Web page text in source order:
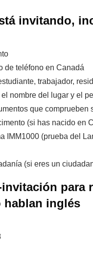
invitando,
de teléfono en Canadá
trabajador,
nombre del lugar y el
que comprueben
(si has nacido en
IMM1000 (prueba del
(si eres un
para
hablan inglés